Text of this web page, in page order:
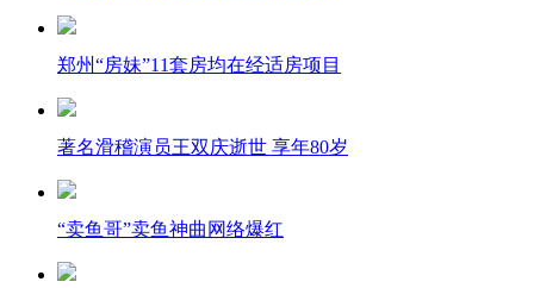
郑州“房妹”11套房均在经适房项目
著名滑稽演员王双庆逝世 享年80岁
“卖鱼哥”卖鱼神曲网络爆红